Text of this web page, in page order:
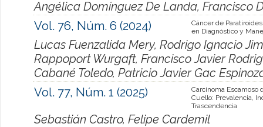
Angélica Domínguez De Landa, Francisco
Vol. 76, Núm. 6 (2024)
Cáncer de
en Diagnóstico y
Lucas Fuenzalida Mery, Rodrigo Ignacio
Rappoport Wurgaft, Francisco Javier
Cabané Toledo, Patricio Javier Gac
Vol. 77, Núm. 1 (2025)
Carcinoma Escamoso
Cuello: Prevalencia,
Trascendencia
Sebastián Castro, Felipe Cardemil